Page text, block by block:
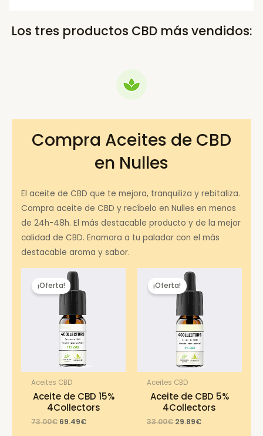
Los tres productos CBD más vendidos:
Compra Aceites de CBD
en Nulles
El aceite de CBD que te mejora, tranquiliza y rebitaliza.
Compra aceite de CBD y recíbelo en Nulles en menos
de 24h-48h. El más destacable producto y de la mejor
calidad de CBD. Enamora a tu paladar con el más
destacable aroma y sabor.
¡Oferta!
Aceites CBD
Aceite de CBD 15%
4Collectors
73.00€ Original
69.49€Current
¡Oferta!
Aceites CBD
Aceite de CBD 5%
4Collectors
33.00€ Original
29.89€Current